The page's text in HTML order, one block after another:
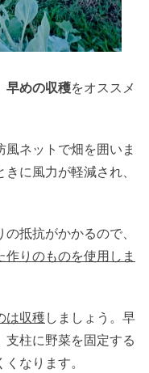
早めの収穫をオススメ
ネットで畑を囲いま
に風力が軽減され、
抵抗がかかるので、
りのものを使用しま
は収穫しましょう。早
柱に野菜を固定する
なります。